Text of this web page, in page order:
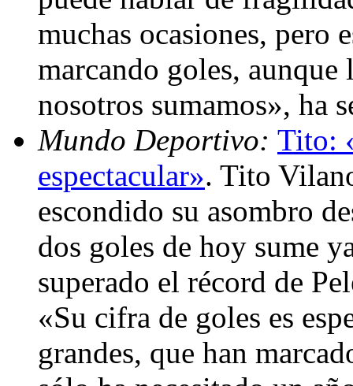
muchas ocasiones, pero
marcando goles,
nosotros sumamos», ha
Mundo Deportivo: Tito:
espectacular». Tito
escondido su asombro
dos goles de hoy sume
superado el récord de
«Su cifra de goles es
grandes, que han